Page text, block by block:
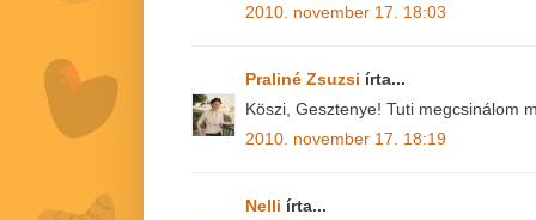
2010. november 17. 18:03
Praliné Zsuzsi írta...
Köszi, Gesztenye! Tuti megcsinálom
2010. november 17. 18:19
Nelli írta...